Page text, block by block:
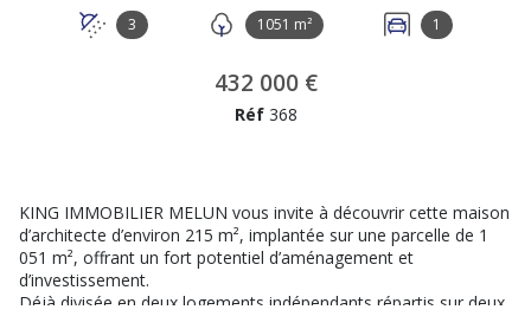
3 1051 m² 1
432 000 €
Réf 368
KING IMMOBILIER MELUN vous invite à découvrir cette maison
d’architecte d’environ 215 m², implantée sur une parcelle de 1
051 m², offrant un fort potentiel d’aménagement et
d’investissement.
Déjà divisée en deux logements indépendants répartis sur deux